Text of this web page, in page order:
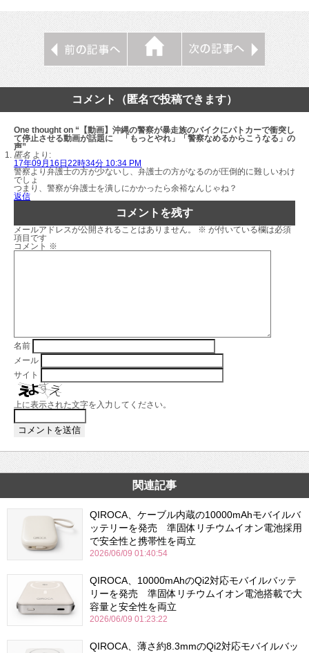
コメント（匿名で投稿できます）
One thought on “【動画】沖縄の警察が暴走族のバイクにパトカーで衝突し
て停止させる動画が話題に 「もっとやれ」「警察なめるからこうなる」の
声”
匿名 より:
17年09月16日22時34分 10:34 PM
警察より弁護士の方が少ないし、弁護士の方がなるのが圧倒的に難しいわけ
でしょ
つまり、警察が弁護士を潰しにかかったら余裕なんじゃね？
返信
コメントを残す
メールアドレスが公開されることはありません。 ※ が付いている欄は必須
項目です
コメント ※
名前
メール
サイト
上に表示された文字を入力してください。
関連記事
QIROCA、ケーブル内蔵の10000mAhモバイルバ
ッテリーを発売 準固体リチウムイオン電池採用
で安全性と携帯性を両立
2026/06/09 01:40:54
QIROCA、10000mAhのQi2対応モバイルバッテ
リーを発売 準固体リチウムイオン電池搭載で大
容量と安全性を両立
2026/06/09 01:23:22
QIROCA、薄さ約8.3mmのQi2対応モバイルバッ